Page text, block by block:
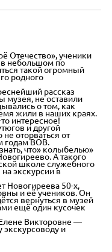
Отечество», ученики
в небольшом по
такой огромный
родного
рассказ
музея, не оставили
о том, как
жили в наших краях.
интересное!
и другой
оторваться от
годам ВОВ.
что» колыбелью»
А такого
школе служебного
экскурсии в
Новогиреева 50-х,
и её учеников. Он
вернуться в музей
ещё один кусочек
Викторовне —
экскурсоводу и